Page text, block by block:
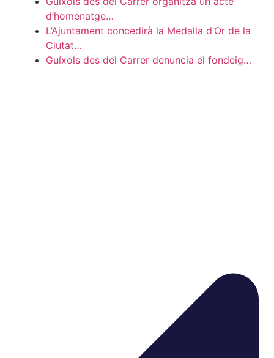
d’homenatge…
L’Ajuntament concedirà la Medalla d’Or de la
Ciutat…
Guíxols des del Carrer denuncia el fondeig…